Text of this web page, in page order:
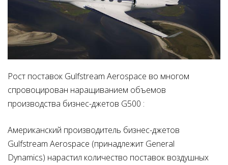
Рост поставок Gulfstream Aerospace во многом
спровоцирован наращиванием объемов
производства бизнес-джетов G500 :
Американский производитель бизнес-джетов
Gulfstream Aerospace (принадлежит General
Dynamics) нарастил количество поставок воздушных